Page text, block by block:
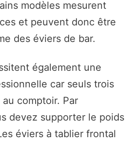
modèles mesurent
et peuvent donc être
des éviers de bar.
également une
car seuls trois
comptoir. Par
devez supporter le poids
éviers à tablier frontal